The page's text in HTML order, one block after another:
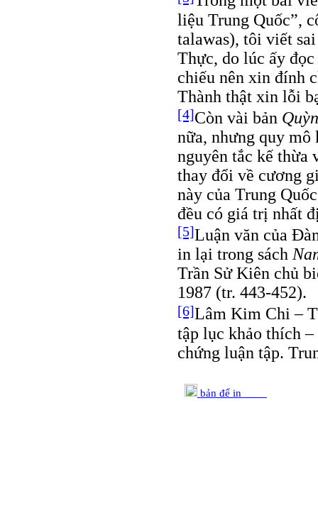
liệu Trung Quốc”,
talawas), tôi viết
Thực, do lúc ấy
chiếu nên xin đính
Thành thật xin lỗi
[4]Còn vài bản
nữa, nhưng quy mô
nguyên tắc kế thừa
thay đổi về cương
này của Trung
đều có giá trị nhất
[5]Luận văn của
in lại trong sách
Trần Sử Kiên chủ
1987 (tr. 443-452).
[6]Lâm Kim Chi –
tập lục khảo thích
chứng luận tập.
bản để in